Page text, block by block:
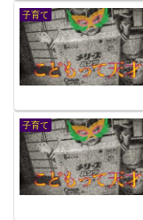
子育て
子育て